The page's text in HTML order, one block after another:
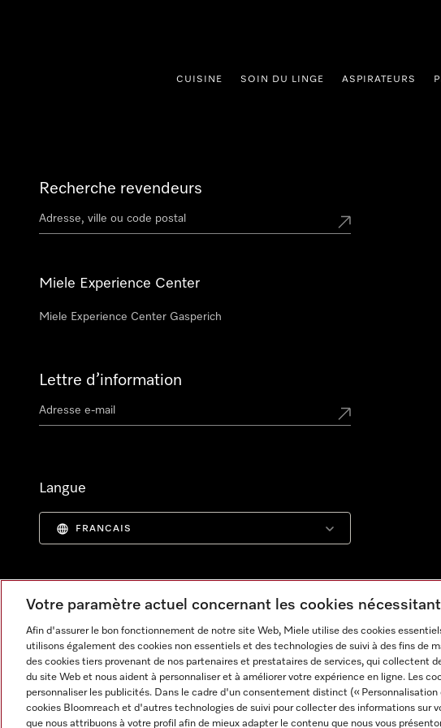
CUISINE SOIN DU LINGE ASPIRATEURS
Recherche revendeurs
Miele Experience Center
Miele Experience Center Gasperich
Lettre d’information
Langue
FRANCAIS
Informations légales CGV Protection des données Conditions
Votre paramètre actuel concernant les cookies
Afin d'assurer le bon fonctionnement de notre site Web, Miele utilise des cookies
utilisons également des cookies non essentiels et des technologies de suivi à des fins de
des cookies tiers provenant de nos partenaires et prestataires de services, qui collectent
du site Web et nous aident à personnaliser et à améliorer votre expérience en ligne. Les
personnaliser les publicités. Dans le cadre d'un consentement distinct («
cookies Bloomreach et d'autres technologies de suivi pour collecter des informations sur
que nous attribuons à votre profil afin de mieux adapter le contenu que nous vous